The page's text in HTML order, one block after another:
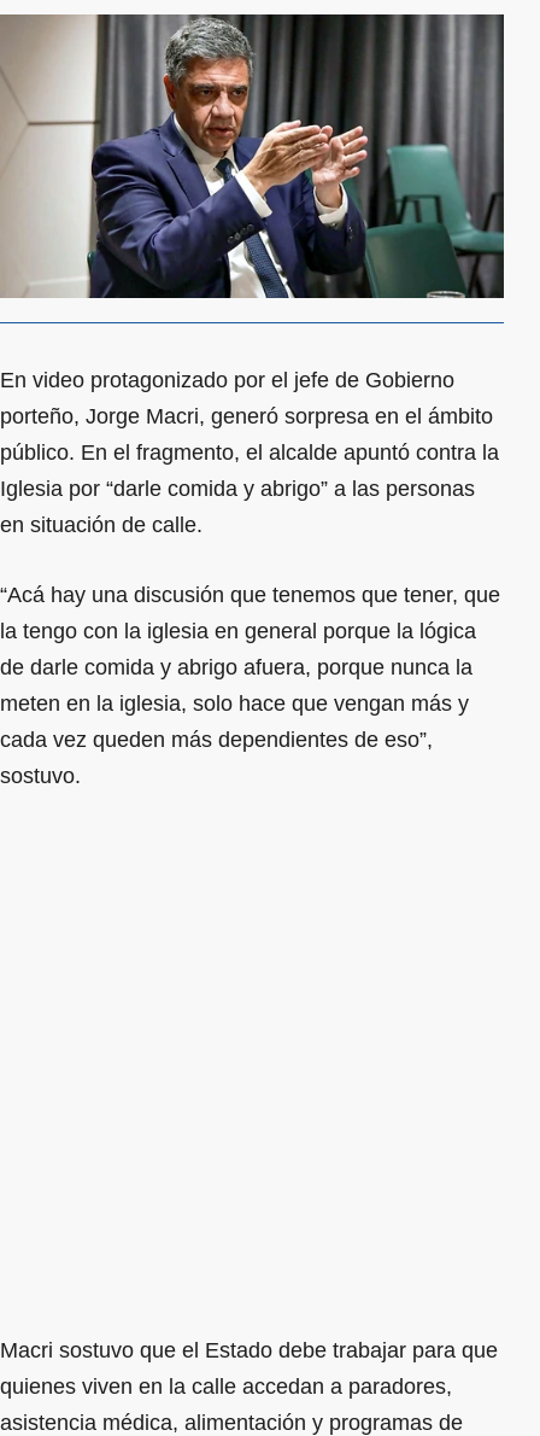
En video protagonizado por el jefe de Gobierno
porteño, Jorge Macri, generó sorpresa en el ámbito
público. En el fragmento, el alcalde apuntó contra la
Iglesia por “darle comida y abrigo” a las personas
en situación de calle.
“Acá hay una discusión que tenemos que tener, que
la tengo con la iglesia en general porque la lógica
de darle comida y abrigo afuera, porque nunca la
meten en la iglesia, solo hace que vengan más y
cada vez queden más dependientes de eso”,
sostuvo.
Macri sostuvo que el Estado debe trabajar para que
quienes viven en la calle accedan a paradores,
asistencia médica, alimentación y programas de